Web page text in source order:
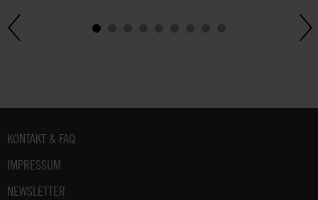
Fußbereich
KONTAKT & FAQ
IMPRESSUM
NEWSLETTER